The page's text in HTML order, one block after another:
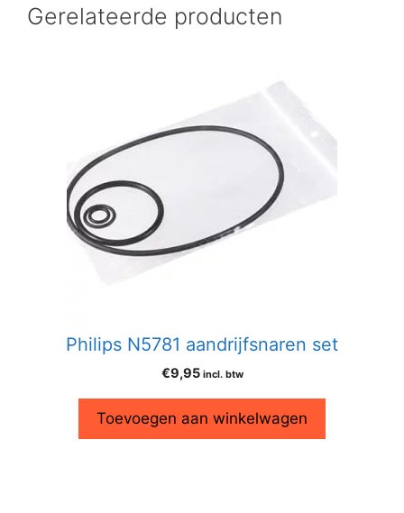
Gerelateerde producten
Philips N5781 aandrijfsnaren set
€9,95 incl. btw
Toevoegen aan winkelwagen